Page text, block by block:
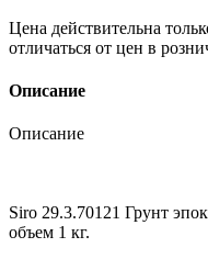
Цена действительна
отличаться от цен в
Описание
Описание
Siro 29.3.70121 Грунт
объем 1 кг.